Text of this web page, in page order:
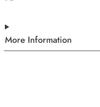
More Information